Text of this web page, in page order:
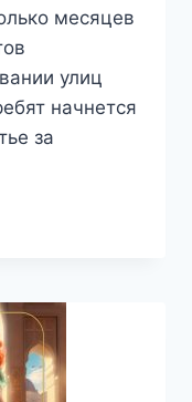
месяцев
улиц
начнется
за